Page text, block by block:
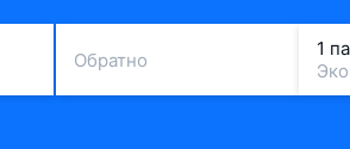
Обратно
1